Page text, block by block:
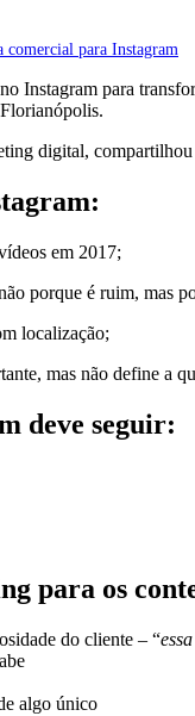
comercial para Instagram
Instagram para
digital,
em 2017;
porque é ruim, mas
localização;
mas não define a
deve seguir:
para os
do cliente – “
algo único